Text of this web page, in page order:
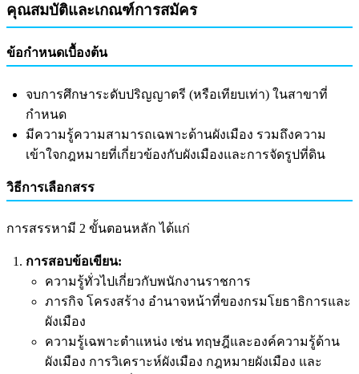
คุณสมบัติและเกณฑ์การสมัคร
ข้อกำหนดเบื้องต้น
จบการศึกษาระดับปริญญาตรี (หรือเทียบเท่า) ในสาขาที่
กำหนด
มีความรู้ความสามารถเฉพาะด้านผังเมือง รวมถึงความ
เข้าใจกฎหมายที่เกี่ยวข้องกับผังเมืองและการจัดรูปที่ดิน
วิธีการเลือกสรร
การสรรหามี 2 ขั้นตอนหลัก ได้แก่
การสอบข้อเขียน:
ความรู้ทั่วไปเกี่ยวกับพนักงานราชการ
ภารกิจ โครงสร้าง อำนาจหน้าที่ของกรมโยธาธิการและ
ผังเมือง
ความรู้เฉพาะตำแหน่ง เช่น ทฤษฎีและองค์ความรู้ด้าน
ผังเมือง การวิเคราะห์ผังเมือง กฎหมายผังเมือง และ